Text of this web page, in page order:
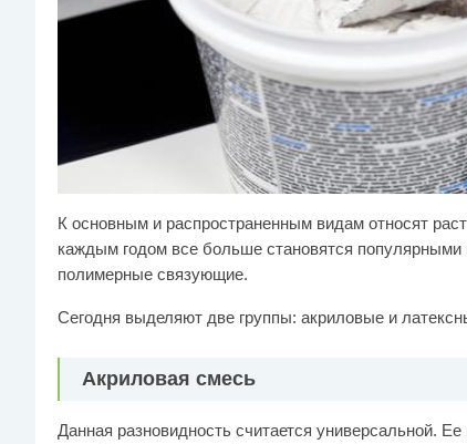
К основным и распространенным видам относят
каждым годом все больше становятся
полимерные связующие.
Сегодня выделяют две группы: акриловые и
Акриловая смесь
Данная разновидность считается универсальной.